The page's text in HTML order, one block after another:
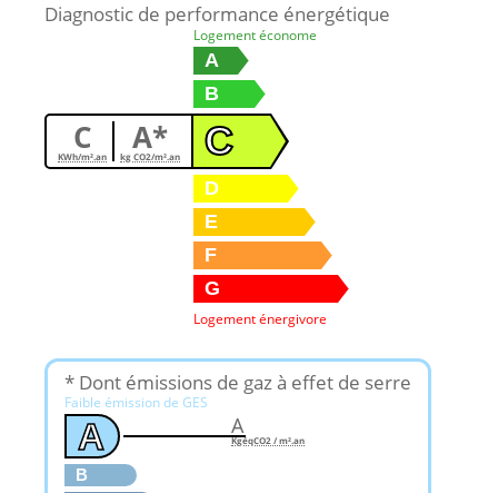
Diagnostic de performance énergétique
C
KWh/m².an A*
kg CO2/m².an
Logement économe
A
B
C
D
E
F
G
Logement énergivore
* Dont émissions de gaz à effet de serre
Faible émission de GES
A
B
A
KgéqCO2 / m².an